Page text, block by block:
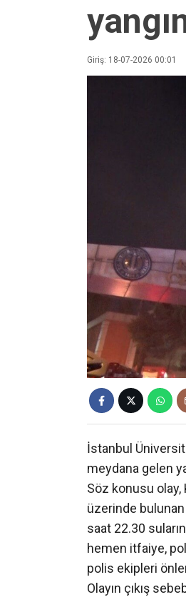
Giriş: 18-07-2026 00:01
İstanbul
meydana gelen
Söz konusu
üzerinde bulunan
saat 22.30
hemen itfaiye,
polis ekipleri
Olayın çıkış